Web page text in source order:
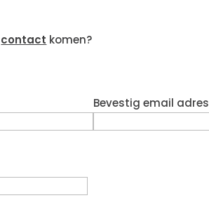
contact komen?
Bevestig email adres